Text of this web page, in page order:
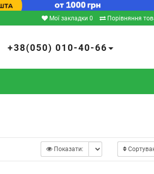
Мої закладки 0 Порівняння
+38(050) 010-40-66
Показати: